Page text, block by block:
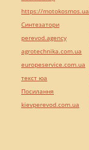
https://
Синтезатори
perevod.agency
agrotechnika.com.ua
europeservice.com.ua
текст юа
Посилання
kievperevod.com.ua